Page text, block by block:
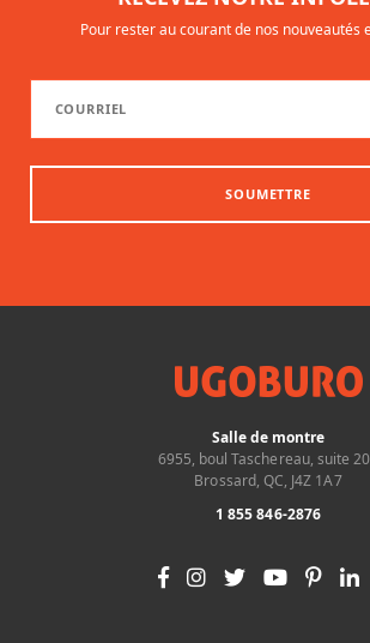
Pour rester au courant de nos nouveautés
SOUMETTRE
Salle de montre
6955, boul Taschereau, suite
Brossard, QC, J4Z 1A7
1 855 846-2876